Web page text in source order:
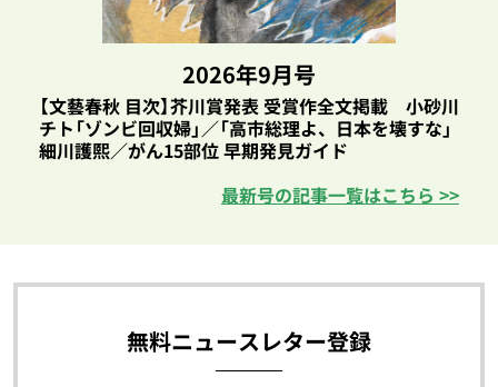
2026年9月号
【文藝春秋 目次】芥川賞発表 受賞作全文掲載 小砂川
チト「ゾンビ回収婦」／「高市総理よ、日本を壊すな」
細川護熙／がん15部位 早期発見ガイド
最新号の記事一覧はこちら >>
無料ニュースレター登録